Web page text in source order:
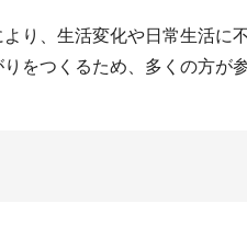
り、生活変化や日常生活に
をつくるため、多くの方が